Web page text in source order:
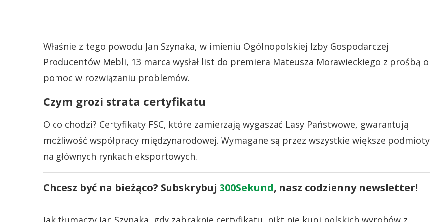
Właśnie z tego powodu Jan Szynaka, w imieniu Ogólnopolskiej Izby Gospodarczej
Producentów Mebli, 13 marca wysłał list do premiera Mateusza Morawieckiego z prośbą o
pomoc w rozwiązaniu problemów.
Czym grozi strata certyfikatu
O co chodzi? Certyfikaty FSC, które zamierzają wygaszać Lasy Państwowe, gwarantują
możliwość współpracy międzynarodowej. Wymagane są przez wszystkie większe podmioty
na głównych rynkach eksportowych.
Chcesz być na bieżąco? Subskrybuj 300Sekund, nasz codzienny newsletter!
Jak tłumaczy Jan Szynaka, gdy zabraknie certyfikatu, nikt nie kupi polskich wyrobów z